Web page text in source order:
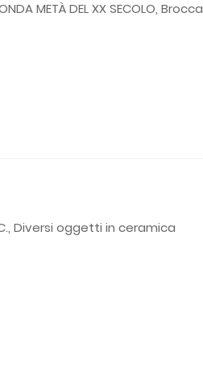
METÀ DEL XX SECOLO, Brocca
Diversi oggetti in ceramica